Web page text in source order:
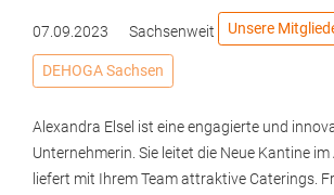
07.09.2023 Sachsenweit Unsere
DEHOGA Sachsen
Alexandra Elsel ist eine engagierte und
Unternehmerin. Sie leitet die Neue Kantine
liefert mit Ihrem Team attraktive Caterings.